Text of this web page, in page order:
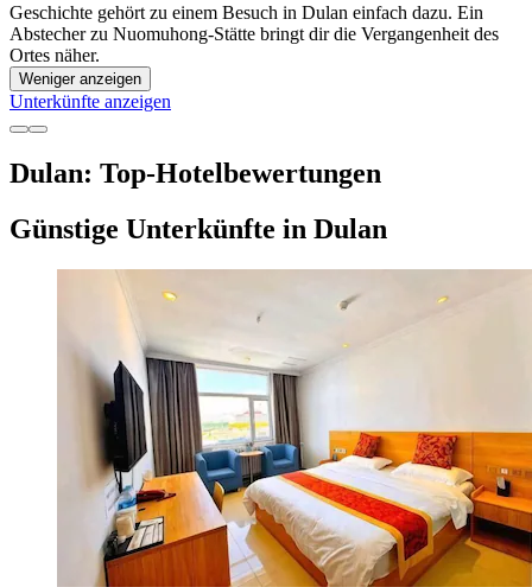
Geschichte gehört zu einem Besuch in Dulan einfach dazu. Ein
Abstecher zu Nuomuhong-Stätte bringt dir die Vergangenheit des
Ortes näher.
Weniger anzeigen
Unterkünfte anzeigen
Dulan: Top-Hotelbewertungen
Günstige Unterkünfte in Dulan